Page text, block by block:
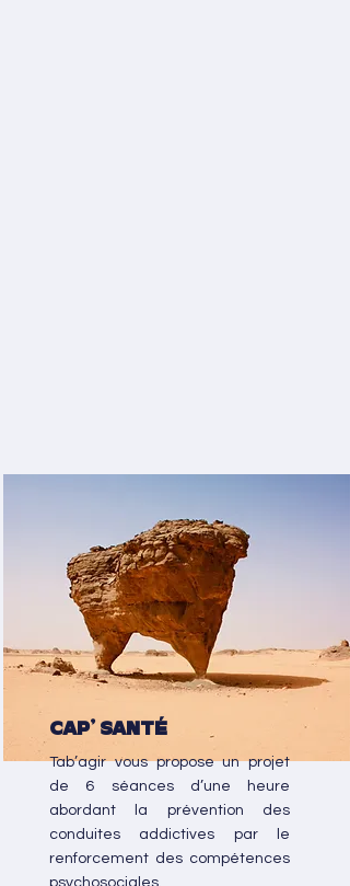
CaP' Santé
Tab’agir vous propose un projet
de 6 séances d’une heure
abordant la prévention des
conduites addictives par le
renforcement des compétences
psychosociales.